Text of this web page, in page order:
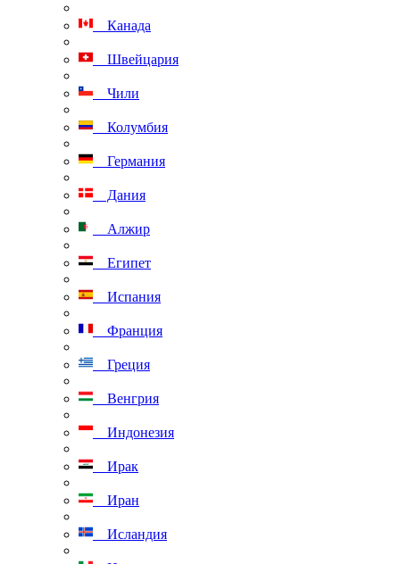
Канада
Швейцария
Чили
Колумбия
Германия
Дания
Алжир
Египет
Испания
Франция
Греция
Венгрия
Индонезия
Ирак
Иран
Исландия